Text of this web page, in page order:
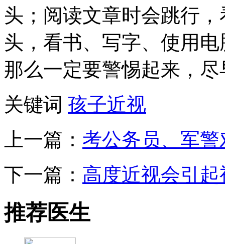
头；阅读文章时会跳行
头，看书、写字、使用
那么一定要警惕起来，
关键词 孩子近视
上一篇： 考公务员、军
下一篇： 高度近视会引
推荐医生